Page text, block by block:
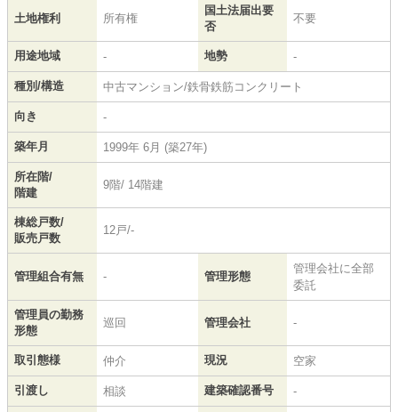
土地権利 所有権
国土法届出要
否
不要
用途地域 - 地勢 -
種別/構造 中古マンション/鉄骨鉄筋コンクリート
向き -
築年月 1999年 6月 (築27年)
所在階/
階建
9階/ 14階建
棟総戸数/
販売戸数
12戸/-
管理組合有無 - 管理形態
管理会社に全部
委託
管理員の勤務
形態
巡回 管理会社 -
取引態様 仲介 現況 空家
引渡し 相談 建築確認番号 -